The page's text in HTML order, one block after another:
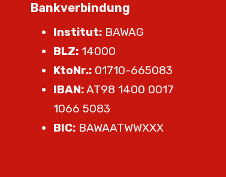
Bankverbindung
Institut: BAWAG
BLZ: 14000
KtoNr.: 01710-665083
IBAN:AT98 1400 0017
1066 5083
BIC: BAWAATWWXXX